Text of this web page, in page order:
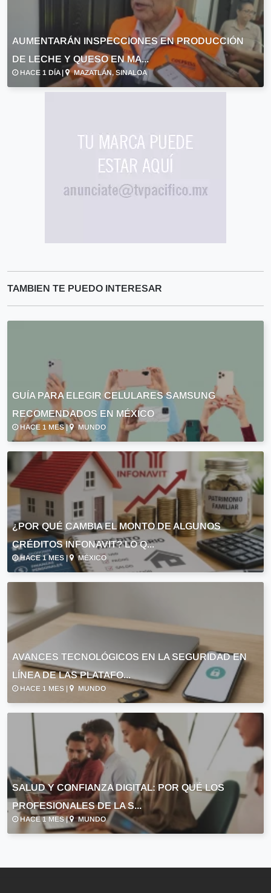
AUMENTARÁN INSPECCIONES EN PRODUCCIÓN
DE LECHE Y QUESO EN MA...
HACE 1 DÍA | MAZATLÁN, SINALOA
TAMBIEN TE PUEDO INTERESAR
GUÍA PARA ELEGIR CELULARES SAMSUNG
RECOMENDADOS EN MÉXICO
HACE 1 MES | MUNDO
¿POR QUÉ CAMBIA EL MONTO DE ALGUNOS
CRÉDITOS INFONAVIT? LO Q...
HACE 1 MES | MÉXICO
AVANCES TECNOLÓGICOS EN LA SEGURIDAD EN
LÍNEA DE LAS PLATAFO...
HACE 1 MES | MUNDO
SALUD Y CONFIANZA DIGITAL: POR QUÉ LOS
PROFESIONALES DE LA S...
HACE 1 MES | MUNDO